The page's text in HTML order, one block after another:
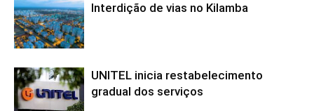
Interdição de vias no Kilamba
UNITEL inicia restabelecimento
gradual dos serviços